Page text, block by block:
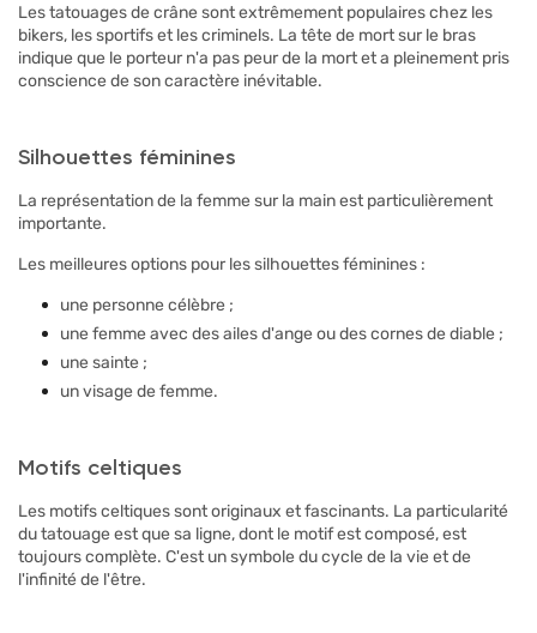
Les tatouages de crâne sont extrêmement populaires chez les
bikers, les sportifs et les criminels. La tête de mort sur le bras
indique que le porteur n'a pas peur de la mort et a pleinement pris
conscience de son caractère inévitable.
Silhouettes féminines
La représentation de la femme sur la main est particulièrement
importante.
Les meilleures options pour les silhouettes féminines :
une personne célèbre ;
une femme avec des ailes d'ange ou des cornes de diable ;
une sainte ;
un visage de femme.
Motifs celtiques
Les motifs celtiques sont originaux et fascinants. La particularité
du tatouage est que sa ligne, dont le motif est composé, est
toujours complète. C'est un symbole du cycle de la vie et de
l'infinité de l'être.